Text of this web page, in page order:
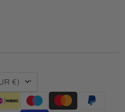
(EUR €)